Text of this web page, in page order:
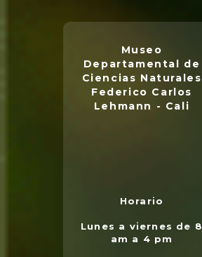
Museo
Departamental de
Ciencias Naturales
Federico Carlos
Lehmann - Cali
Horario
Lunes a viernes de 8
am a 4 pm